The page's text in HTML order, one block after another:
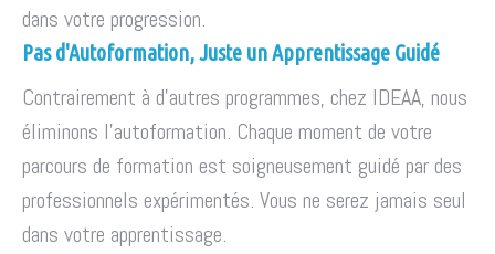
dans votre progression.
Pas d'Autoformation, Juste un Apprentissage Guidé
Contrairement à d'autres programmes, chez IDEAA, nous
éliminons l'autoformation. Chaque moment de votre
parcours de formation est soigneusement guidé par des
professionnels expérimentés. Vous ne serez jamais seul
dans votre apprentissage.